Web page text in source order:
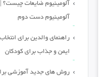
آلومینیوم ضایعات چیست؟
آلومینیوم دست دوم
راهنمای والدین برای
ایمن و جذاب برای کودکان
روش های جدید آموزشی